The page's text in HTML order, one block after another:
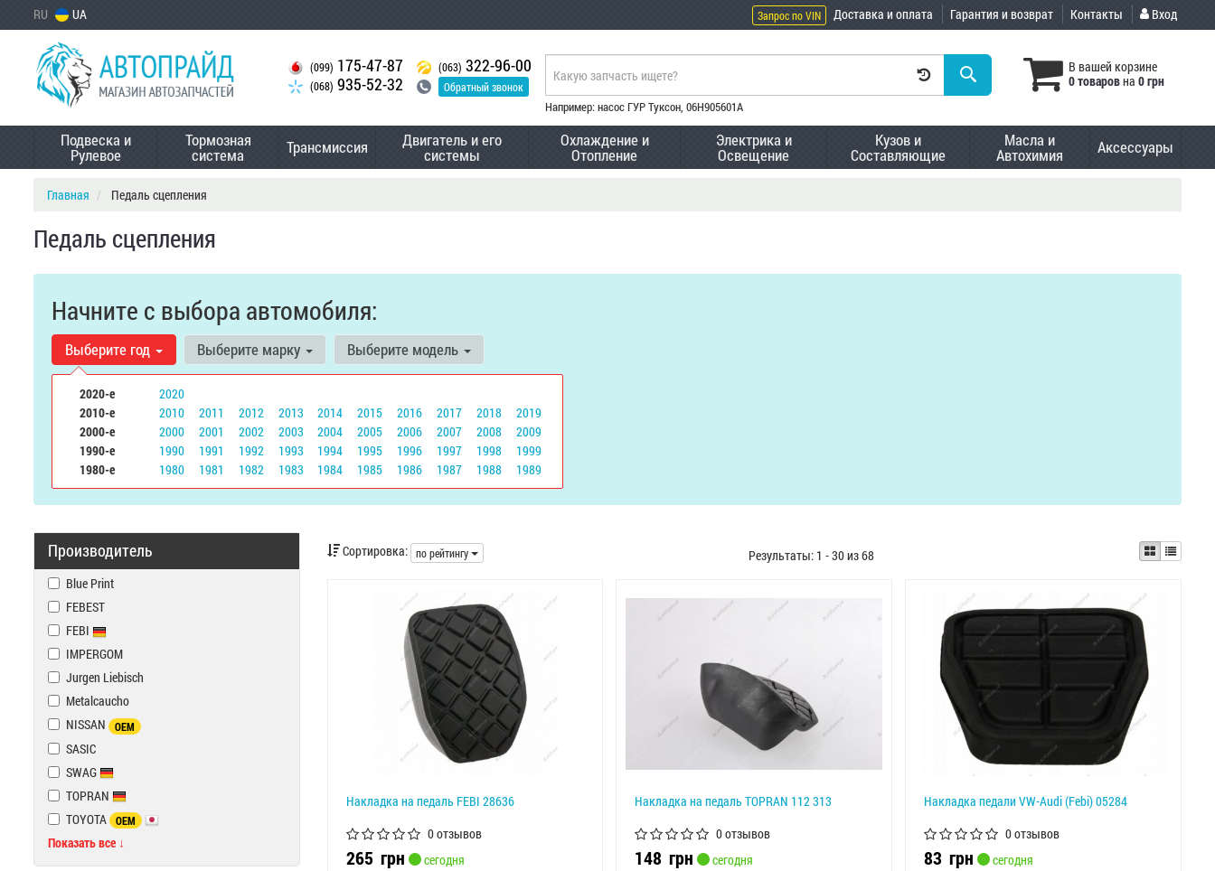
RU UA Запрос по VIN Доставка и оплата Гарантия и возврат Контакты Вход
(099) 175-47-87
(068) 935-52-32
(063) 322-96-00
Обратный звонок
В вашей корзине
0 товаровна 0 грн
Например: насос ГУР Туксон, 06H905601A
Подвеска и
Рулевое
Тормозная
система Трансмиссия Двигатель и его
системы
Охлаждение и
Отопление
Электрика и
Освещение
Кузов и
Составляющие
Масла и
Автохимия Аксессуары
Главная Педаль сцепления
Педаль сцепления
Начните с выбора автомобиля:
Выберите год
2020-е
2020
2010-е
2010 2011 2012 2013 2014 2015 2016 2017 2018
2019
2000-е
2000 2001 2002 2003 2004 2005 2006 2007 2008
2009
1990-е
1990 1991 1992 1993 1994 1995 1996 1997 1998
1999
1980-е
1980 1981 1982 1983 1984 1985 1986 1987 1988 1989
Выберите марку Выберите модель
Производитель
Blue Print
FEBEST
FEBI
IMPERGOM
Jurgen Liebisch
Metalcaucho
NISSAN
OEM
SASIC
SWAG
TOPRAN
TOYOTA
OEM
Показать все ↓
Сортировка: по рейтингу Результаты: 1 - 30 из 68
Накладка на педаль FEBI 28636
0 отзывов
265 грн
сегодня
Накладка на педаль TOPRAN 112 313
0 отзывов
148грн
сегодня
Накладка педали VW-Audi (Febi) 05284
0 отзывов
83грн
сегодня